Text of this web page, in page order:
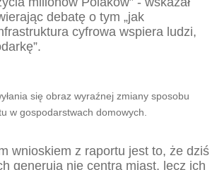
debatę o tym „jak
cyfrowa wspiera ludzi,
się obraz wyraźnej zmiany sposobu
w gospodarstwach domowych.
wnioskiem z raportu jest to, że dziś
generują nie centra miast, lecz ich